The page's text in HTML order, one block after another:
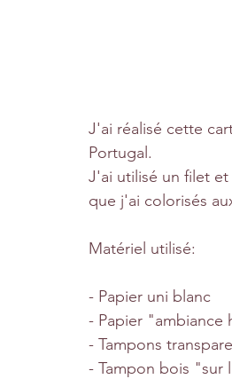
J'ai réalisé cette
Portugal.
J'ai utilisé un filet
que j'ai colorisés
Matériel utilisé:
- Papier uni blanc
- Papier "ambiance
- Tampons
- Tampon bois "sur